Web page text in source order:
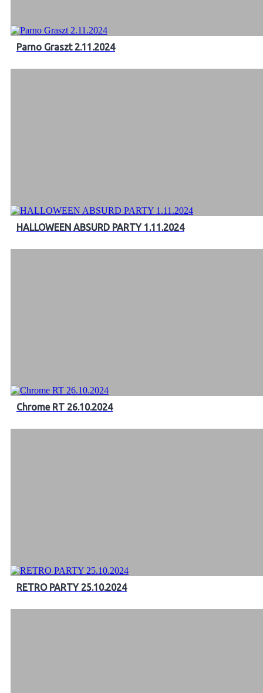
Parno Graszt 2.11.2024
HALLOWEEN ABSURD PARTY 1.11.2024
Chrome RT 26.10.2024
RETRO PARTY 25.10.2024